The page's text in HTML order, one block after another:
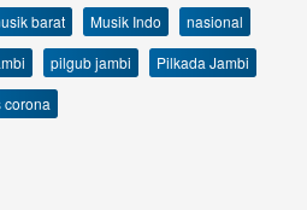
barat Musik Indo
nasional
pilgub jambi
Pilkada Jambi
corona